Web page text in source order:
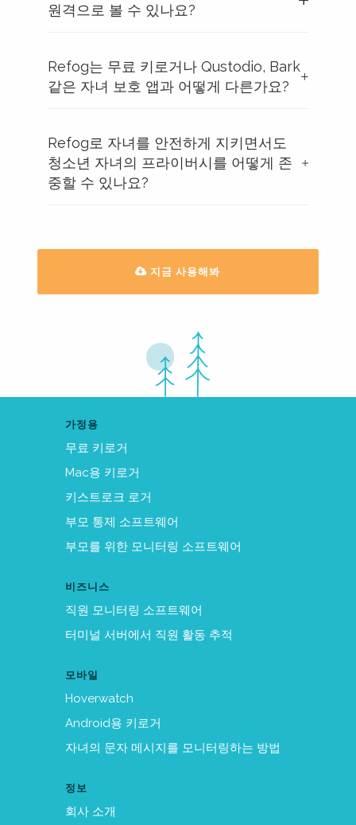
원격으로 볼 수 있나요?
Refog는 무료 키로거나 Qustodio, Bark
같은 자녀 보호 앱과 어떻게 다른가요?
Refog로 자녀를 안전하게 지키면서도
청소년 자녀의 프라이버시를 어떻게 존
중할 수 있나요?
지금 사용해봐
가정용
무료 키로거
Mac용 키로거
키스트로크 로거
부모 통제 소프트웨어
부모를 위한 모니터링 소프트웨어
비즈니스
직원 모니터링 소프트웨어
터미널 서버에서 직원 활동 추적
모바일
Hoverwatch
Android용 키로거
자녀의 문자 메시지를 모니터링하는 방법
정보
회사 소개